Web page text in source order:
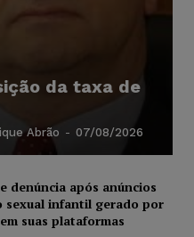
da taxa de
Abrão - 07/08/2026
denúncia após anúncios
sexual infantil gerado por
suas plataformas